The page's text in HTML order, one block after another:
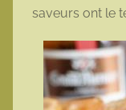
saveurs ont le